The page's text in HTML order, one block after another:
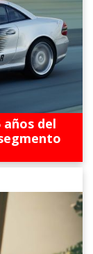
años del